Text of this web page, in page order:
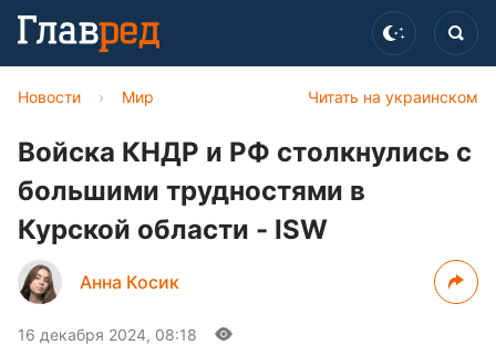
Читать на украинском
Новости › Мир
Войска КНДР и РФ столкнулись с
большими трудностями в
Курской области - ISW
Анна Косик
16 декабря 2024, 08:18